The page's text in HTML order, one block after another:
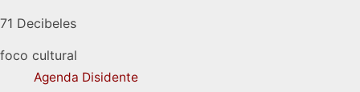
71 Decibeles
foco cultural
Agenda Disidente